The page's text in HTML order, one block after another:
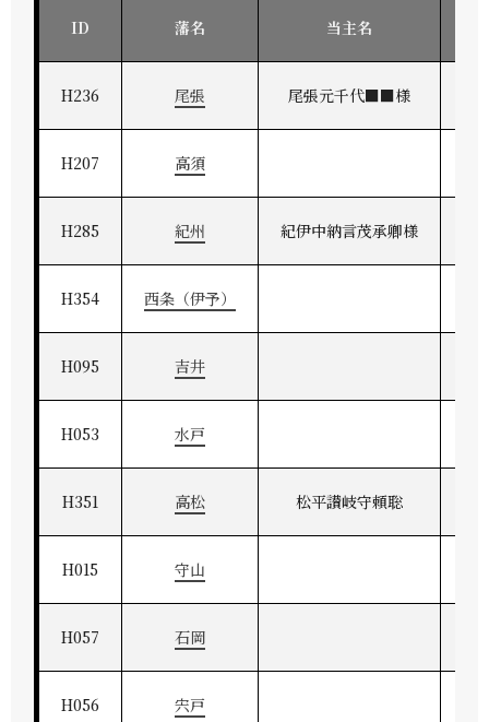
ID 藩名 当主名
H236 尾張 尾張元千代■■様
H207 高須
H285 紀州 紀伊中納言茂承卿様
H354 西条（伊予）
H095 吉井
H053 水戸
H351 高松 松平讃岐守頼聡
H015 守山
H057 石岡
H056 宍戸